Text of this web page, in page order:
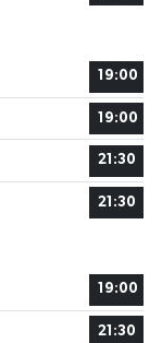
19:00
19:00
21:30
21:30
19:00
21:30